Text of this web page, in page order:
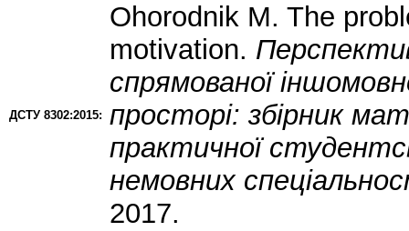
ДСТУ 8302:2015:
Ohorodnik M. The
motivation.
спрямованої
просторі: збірник
практичної
немовних
2017.